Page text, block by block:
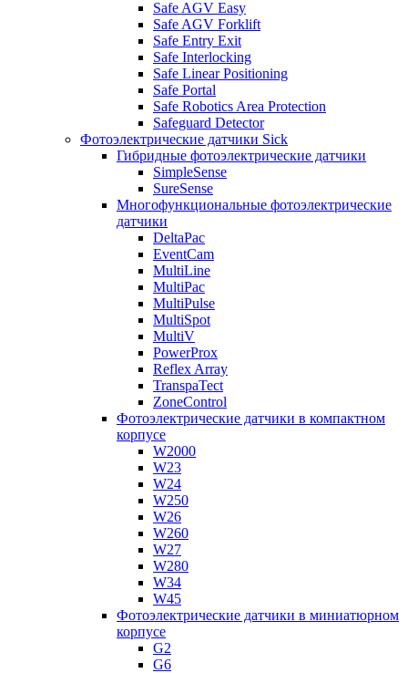
Safe AGV Easy
Safe AGV Forklift
Safe Entry Exit
Safe Interlocking
Safe Linear Positioning
Safe Portal
Safe Robotics Area Protection
Safeguard Detector
Фотоэлектрические датчики Sick
Гибридные фотоэлектрические датчики
SimpleSense
SureSense
Многофункциональные фотоэлектрические
датчики
DeltaPac
EventCam
MultiLine
MultiPac
MultiPulse
MultiSpot
MultiV
PowerProx
Reflex Array
TranspaTect
ZoneControl
Фотоэлектрические датчики в компактном
корпусе
W2000
W23
W24
W250
W26
W260
W27
W280
W34
W45
Фотоэлектрические датчики в миниатюрном
корпусе
G2
G6